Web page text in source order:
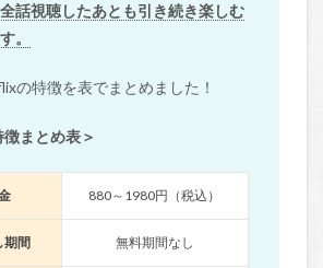
話視聴したあとも引き続き楽しむ
。
の特徴を表でまとめました！
まとめ表＞
880～1980円（税込）
期間 無料期間なし